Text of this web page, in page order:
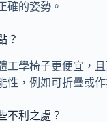
確的姿勢。
？
工學椅子更便宜，
性，例如可折疊或
不利之處？